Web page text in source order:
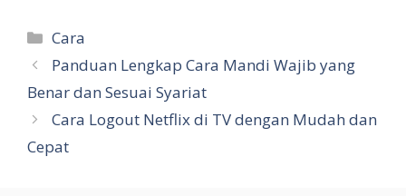
Categories
Cara
Panduan Lengkap Cara Mandi Wajib yang
Benar dan Sesuai Syariat
Cara Logout Netflix di TV dengan Mudah dan
Cepat